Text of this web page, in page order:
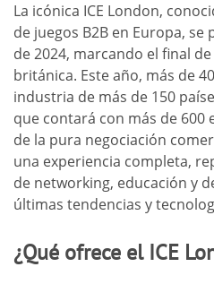
La icónica ICE London,
de juegos B2B en Europa,
de 2024, marcando el final
británica. Este año, más de
industria de más de 150
que contará con más de 600
de la pura negociación
una experiencia completa,
de networking, educación y
últimas tendencias y
¿Qué ofrece el ICE